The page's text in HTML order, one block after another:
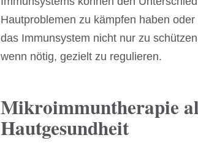
Hautproblemen zu kämpfen haben
das Immunsystem nicht nur zu
wenn nötig, gezielt zu regulieren.
Mikroimmuntherapie
Hautgesundheit